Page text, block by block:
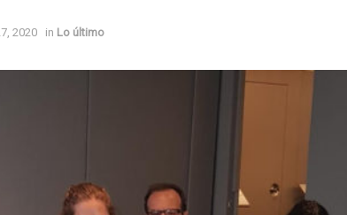
2020 in Lo último